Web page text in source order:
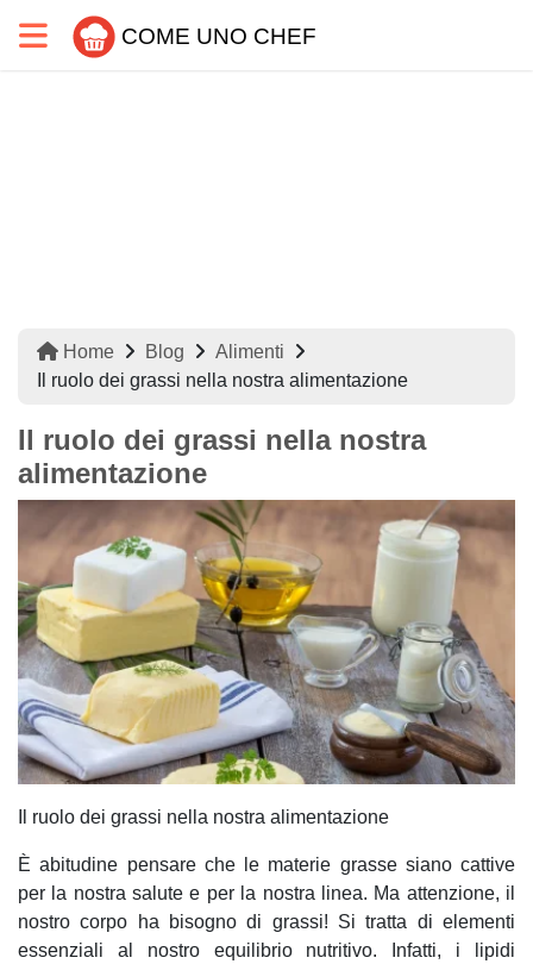
COME UNO CHEF
Home Blog
Alimenti
Il ruolo dei grassi nella nostra alimentazione
Il ruolo dei grassi nella nostra
alimentazione
Il ruolo dei grassi nella nostra alimentazione
È abitudine pensare che le materie grasse siano cattive
per la nostra salute e per la nostra linea. Ma attenzione, il
nostro corpo ha bisogno di grassi! Si tratta di elementi
essenziali al nostro equilibrio nutritivo. Infatti, i lipidi